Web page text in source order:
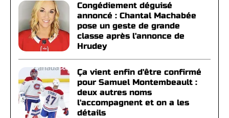
Congédiement déguisé
annoncé : Chantal Machabée
pose un geste de grande
classe après l'annonce de
Hrudey
Ça vient enfin d'être confirmé
pour Samuel Montembeault :
deux autres noms
l'accompagnent et on a les
détails